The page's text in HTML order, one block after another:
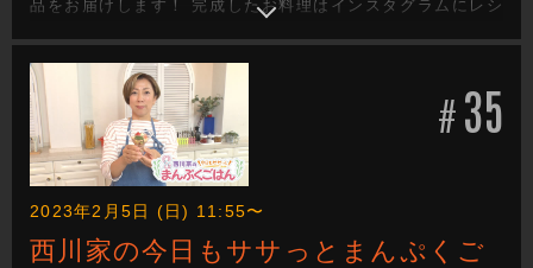
品をお届けします！ 完成したお料理はインスタグラムにレシ
ピと一緒にあげていきます！
#35
2023年2月5日 (日) 11:55〜
西川家の今日もササっとまんぷくご